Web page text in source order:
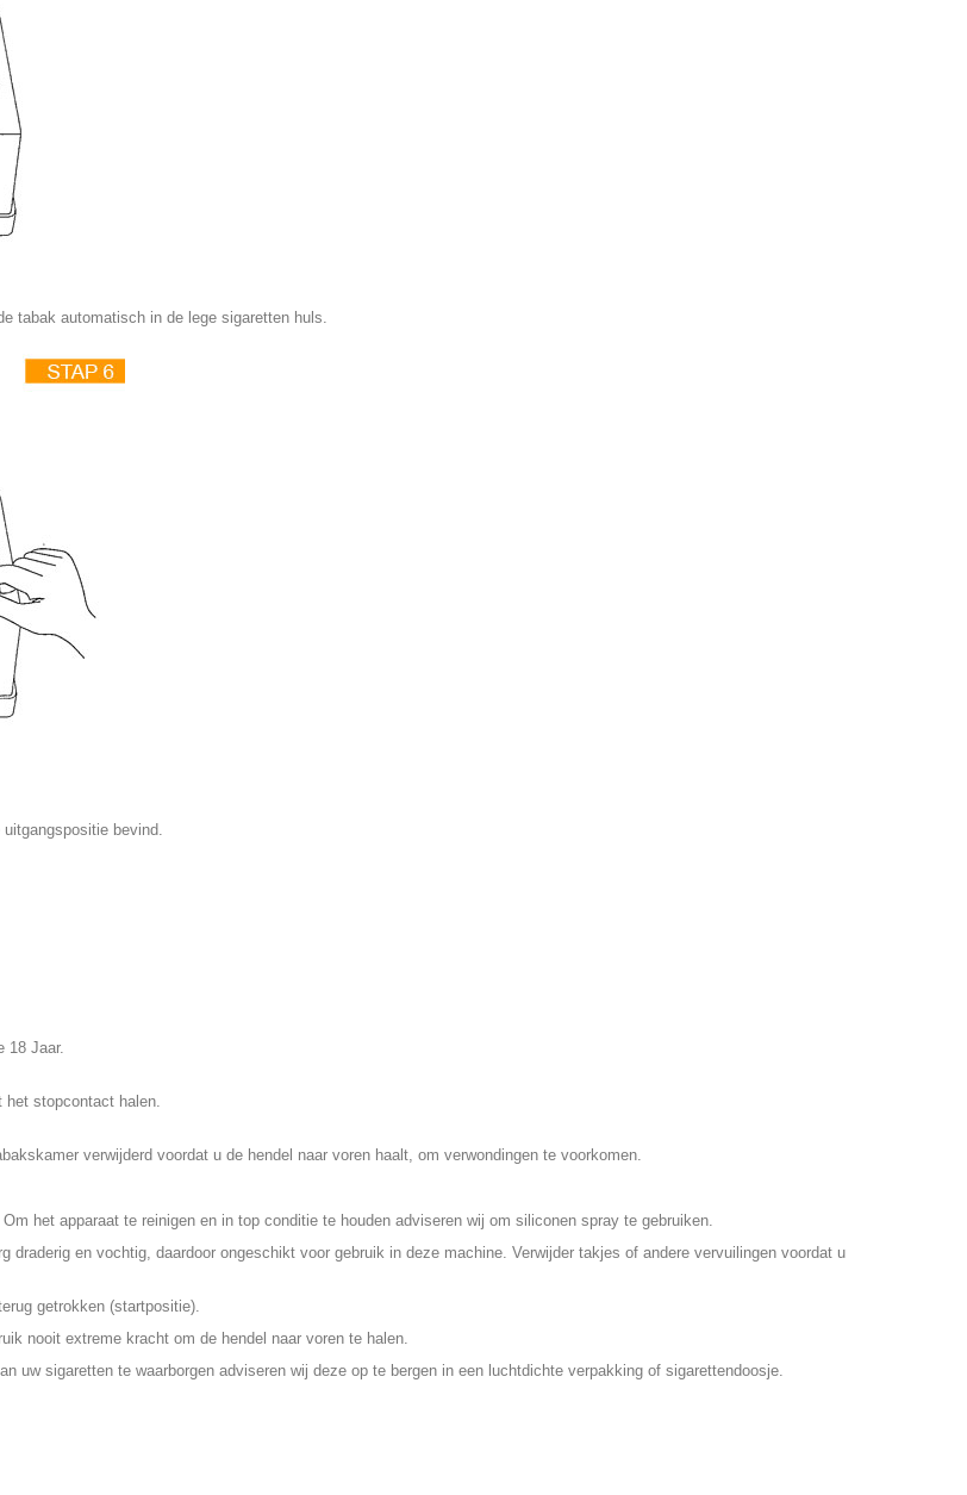
tabak automatisch in de lege sigaretten huls.
bevind.
18 Jaar.
het stopcontact halen.
verwijderd voordat u de hendel naar voren haalt, om verwondingen te voorkomen.
het apparaat te reinigen en in top conditie te houden adviseren wij om siliconen spray te gebruiken.
en vochtig, daardoor ongeschikt voor gebruik in deze machine. Verwijder takjes of andere vervuilingen voordat u
getrokken (startpositie).
nooit extreme kracht om de hendel naar voren te halen.
uw sigaretten te waarborgen adviseren wij deze op te bergen in een luchtdichte verpakking of sigarettendoosje.